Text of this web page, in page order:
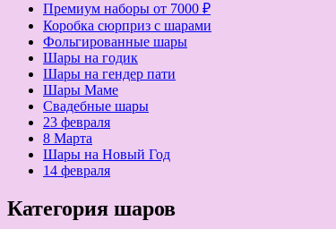
Премиум наборы от 7000 ₽
Коробка сюрприз с шарами
Фольгированные шары
Шары на годик
Шары на гендер пати
Шары Маме
Свадебные шары
23 февраля
8 Марта
Шары на Новый Год
14 февраля
Категория шаров